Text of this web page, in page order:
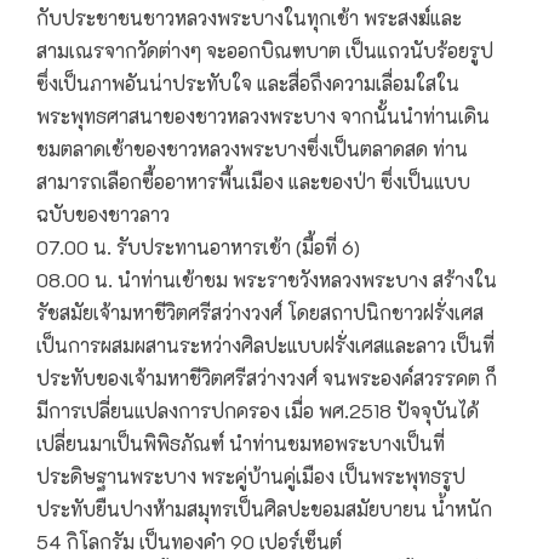
กับประชาชนชาวหลวงพระบางในทุกเช้า พระสงฆ์และ
สามเณรจากวัดต่างๆ จะออกบิณฑบาต เป็นแถวนับร้อยรูป
ซึ่งเป็นภาพอันน่าประทับใจ และสื่อถึงความเลื่อมใสใน
พระพุทธศาสนาของชาวหลวงพระบาง จากนั้นนำท่านเดิน
ชมตลาดเช้าของชาวหลวงพระบางซึ่งเป็นตลาดสด ท่าน
สามารถเลือกซื้ออาหารพื้นเมือง และของป่า ซึ่งเป็นแบบ
ฉบับของชาวลาว
07.00 น. รับประทานอาหารเช้า (มื้อที่ 6)
08.00 น. นำท่านเข้าชม พระราชวังหลวงพระบาง สร้างใน
รัชสมัยเจ้ามหาชีวิตศรีสว่างวงศ์ โดยสถาปนิกชาวฝรั่งเศส
เป็นการผสมผสานระหว่างศิลปะแบบฝรั่งเศสและลาว เป็นที่
ประทับของเจ้ามหาชีวิตศรีสว่างวงศ์ จนพระองค์สวรรคต ก็
มีการเปลี่ยนแปลงการปกครอง เมื่อ พศ.2518 ปัจจุบันได้
เปลี่ยนมาเป็นพิพิธภัณฑ์ นำท่านชมหอพระบางเป็นที่
ประดิษฐานพระบาง พระคู่บ้านคู่เมือง เป็นพระพุทธรูป
ประทับยืนปางห้ามสมุทรเป็นศิลปะขอมสมัยบายน น้ำหนัก
54 กิโลกรัม เป็นทองคำ 90 เปอร์เซ็นต์